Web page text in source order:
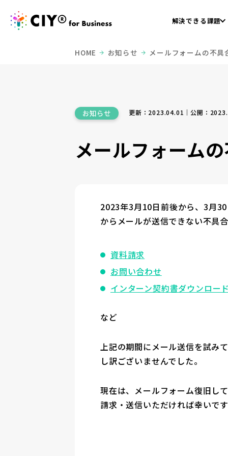
解決できる課題
HOME お知らせ メールフォームの不具
お知らせ 更新：2023.04.01｜公開：
メールフォーム
2023年3月10日前後から、3月
からメールが送信できない不具
資料請求
お問い合わせ
インターン契約書ダウンロー
など
上記の期間にメール送信を試み
し訳ございませんでした。
現在は、メールフォーム復旧し
請求・送信いただければ幸いで